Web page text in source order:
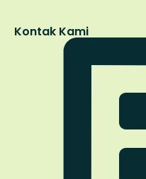
Kontak Kami